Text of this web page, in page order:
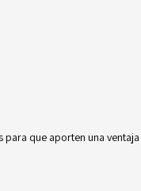
que aporten una